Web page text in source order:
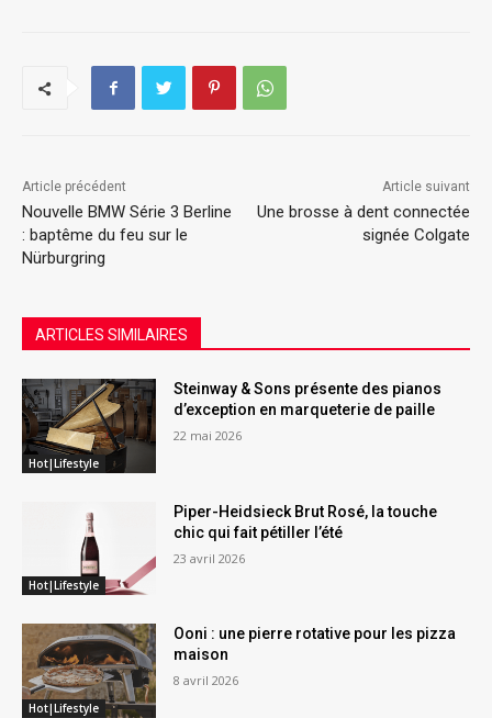
Article précédent
Nouvelle BMW Série 3 Berline
: baptême du feu sur le
Nürburgring
Article suivant
Une brosse à dent connectée
signée Colgate
ARTICLES SIMILAIRES
Hot|Lifestyle
Steinway & Sons présente des pianos
d’exception en marqueterie de paille
22 mai 2026
Hot|Lifestyle
Piper-Heidsieck Brut Rosé, la touche
chic qui fait pétiller l’été
23 avril 2026
Hot|Lifestyle
Ooni : une pierre rotative pour les pizza
maison
8 avril 2026